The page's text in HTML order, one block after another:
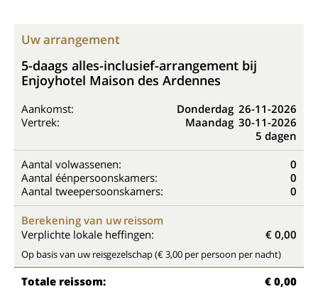
Uw arrangement
5-daags alles-inclusief-arrangement bij
Enjoyhotel Maison des Ardennes
Aankomst: Donderdag 26-11-2026
Vertrek:
Maandag 30-11-2026
5 dagen
Aantal volwassenen:
0
Aantal éénpersoonskamers:
0
Aantal tweepersoonskamers:
0
Berekening van uw reissom
Verplichte lokale heffingen:
€ 0,00
Op basis van uw reisgezelschap (€ 3,00 per persoon per nacht)
Totale reissom: € 0,00